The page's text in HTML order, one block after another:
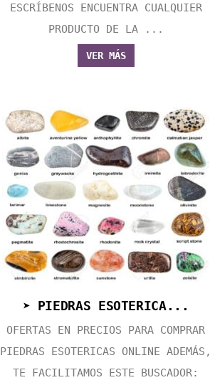
ESCRÍBENOS ENCUENTRA CUALQUIER
PRODUCTO DE LA ...
VER MÁS
➤ PIEDRAS ESOTERICA...
OFERTAS EN PRECIOS PARA COMPRAR
PIEDRAS ESOTERICAS ONLINE ADEMÁS,
TE FACILITAMOS ESTE BUSCADOR: